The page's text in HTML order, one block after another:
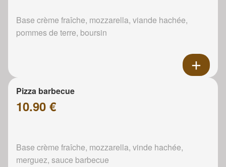
Base crème fraîche, mozzarella, viande hachée,
pommes de terre, boursin
Pizza barbecue
10.90 €
Base crème fraîche, mozzarella, vinde hachée,
merguez, sauce barbecue